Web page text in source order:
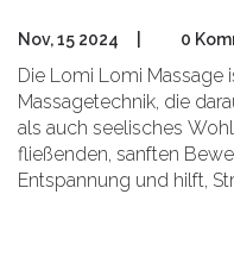
Nov, 15 2024 0
Die Lomi Lomi Massage
Massagetechnik, die
als auch seelisches
fließenden, sanften
Entspannung und hilft,